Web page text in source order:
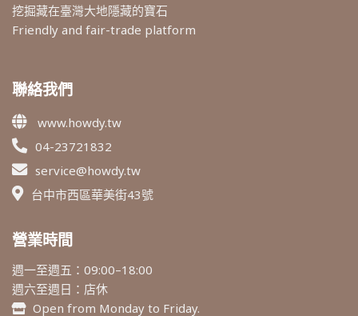
挖掘藏在臺灣大地隱藏的寶石
Friendly and fair-trade platform
聯絡我們
www.howdy.tw
04-23721832
service@howdy.tw
台中市西區華美街43號
營業時間
週一至週五：09:00–18:00
週六至週日：店休
Open from Monday to Friday.